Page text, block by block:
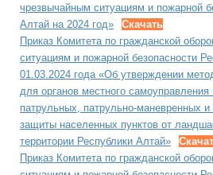
чрезвычайным ситуациям и пожарной
Алтай на 2024 год»
Скачать
Приказ Комитета по гражданской
ситуациям и пожарной безопасности
01.03.2024 года «Об утверждении
для органов местного самоуправления
патрульных, патрульно-маневренных
защиты населенных пунктов от
территории Республики Алтай»
Приказ Комитета по гражданской